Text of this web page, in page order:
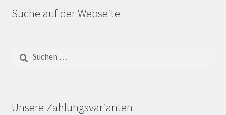
Suche auf der Webseite
nach:
Unsere Zahlungsvarianten